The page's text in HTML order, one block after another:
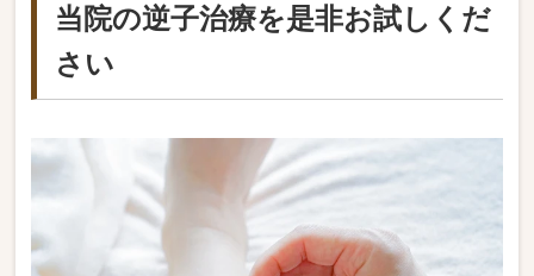
当院の逆子治療を是非お試しくだ
さい